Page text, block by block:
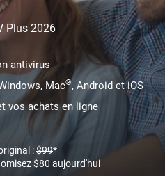
Plus 2026
antivirus
Mac®, Android et iOS
vos achats en ligne
:$99*
$80 aujourd'hui